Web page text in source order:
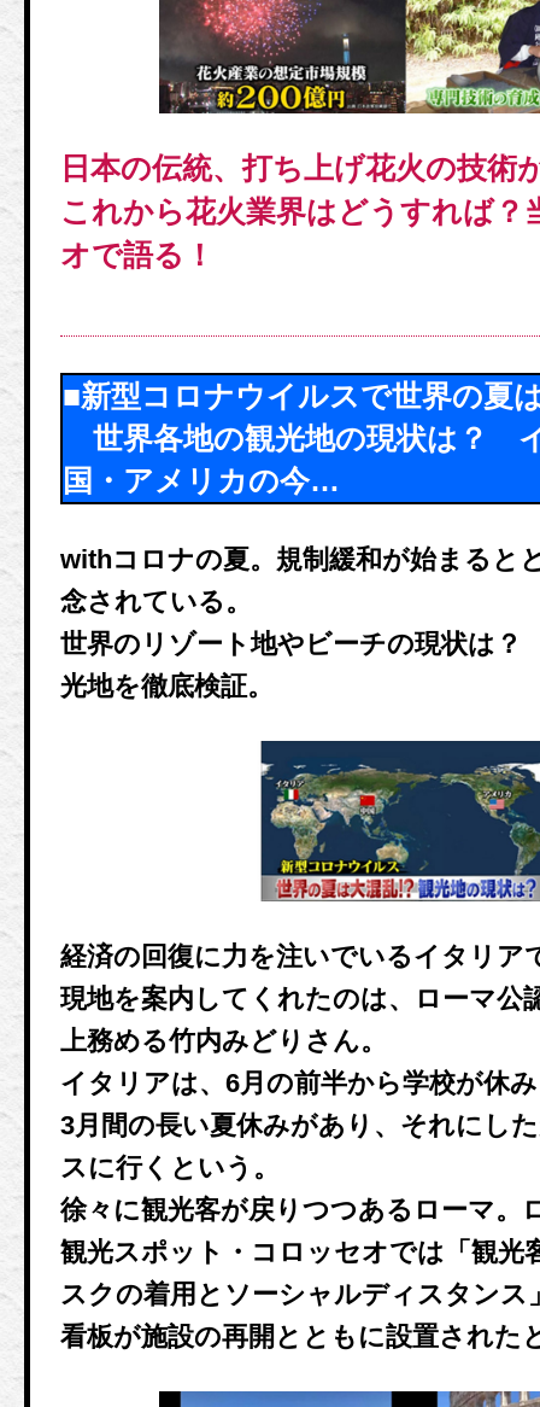
日本の伝統、打ち上げ花火の技術
これから花火業界はどうすれば？
オで語る！
■新型コロナウイルスで世界の夏
世界各地の観光地の現状は？
国・アメリカの今…
withコロナの夏。規制緩和が始まると
念されている。
世界のリゾート地やビーチの現状は
光地を徹底検証。
経済の回復に力を注いでいるイタリ
現地を案内してくれたのは、ローマ公
上務める竹内みどりさん。
イタリアは、6月の前半から学校が休
3月間の長い夏休みがあり、それにし
スに行くという。
徐々に観光客が戻りつつあるローマ。
観光スポット・コロッセオでは「観光
スクの着用とソーシャルディスタンス
看板が施設の再開とともに設置された